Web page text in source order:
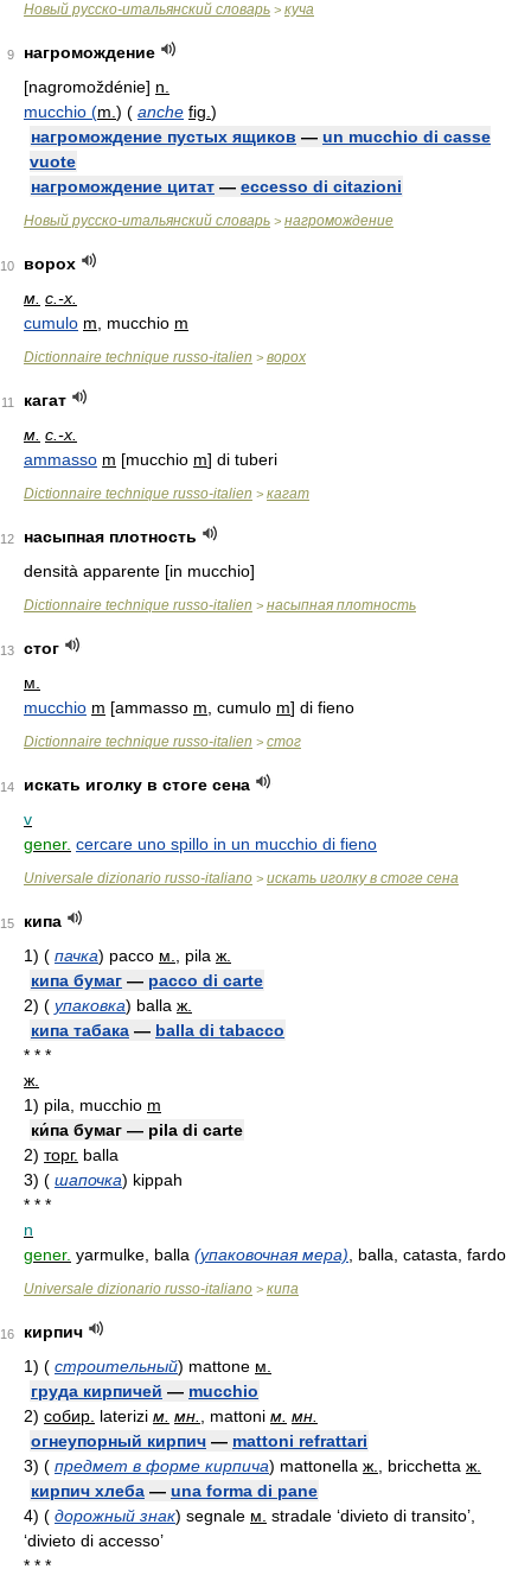
Новый русско-итальянский словарь > куча
9
нагромождение
[nagromoždénie] n.
mucchio (m. ) ( anche fig. )
нагромождение пустых ящиков — un mucchio di casse
vuote
нагромождение цитат — eccesso di citazioni
Новый русско-итальянский словарь > нагромождение
10
ворох
м. с.-х.
cumulo m , mucchio m
Dictionnaire technique russo-italien > ворох
11
кагат
м. с.-х.
ammasso m [mucchio m] di tuberi
Dictionnaire technique russo-italien > кагат
12
насыпная плотность
densità apparente [in mucchio]
Dictionnaire technique russo-italien > насыпная плотность
13
стог
м.
mucchio m [ammasso m , cumulo m] di fieno
Dictionnaire technique russo-italien > стог
14
искать иголку в стоге сена
v
gener. cercare uno spillo in un mucchio di fieno
Universale dizionario russo-italiano > искать иголку в стоге сена
15
кипа
1) ( пачка) pacco м. , pila ж.
кипа бумаг — pacco di carte
2) ( упаковка) balla ж.
кипа табака — balla di tabacco
* * *
ж.
1) pila, mucchio m
ки́па бумаг — pila di carte
2) торг. balla
3) ( шапочка) kippah
* * *
n
gener. yarmulke, balla (упаковочная мера) , balla, catasta, fardo
Universale dizionario russo-italiano > кипа
16
кирпич
1) ( строительный) mattone м.
груда кирпичей — mucchio
2) собир. laterizi м. мн. , mattoni м. мн.
огнеупорный кирпич — mattoni refrattari
3) ( предмет в форме кирпича) mattonella ж. , bricchetta ж.
кирпич хлеба — una forma di pane
4) ( дорожный знак) segnale м. stradale ‘divieto di transito’,
‘divieto di accesso’